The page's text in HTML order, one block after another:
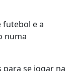
futebol e a
numa
se jogar na